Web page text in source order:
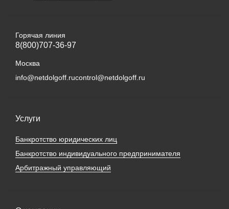
Услуги
Банкротство юридических лиц
Банкротство индивидуального предпринимателя
Арбитражный управляющий
Горячая линия
8(800)707-36-97
Москва
info@netdolgoff.rucontrol@netdolgoff.ru